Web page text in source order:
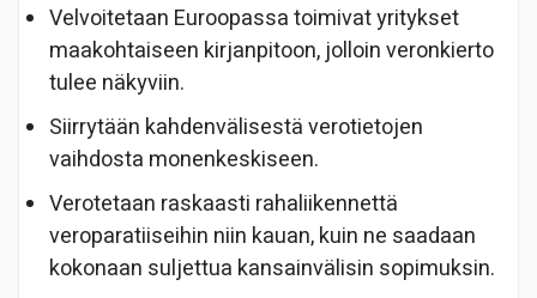
Velvoitetaan Euroopassa toimivat yritykset
maakohtaiseen kirjanpitoon, jolloin veronkierto
tulee näkyviin.
Siirrytään kahdenvälisestä verotietojen
vaihdosta monenkeskiseen.
Verotetaan raskaasti rahaliikennettä
veroparatiiseihin niin kauan, kuin ne saadaan
kokonaan suljettua kansainvälisin sopimuksin.